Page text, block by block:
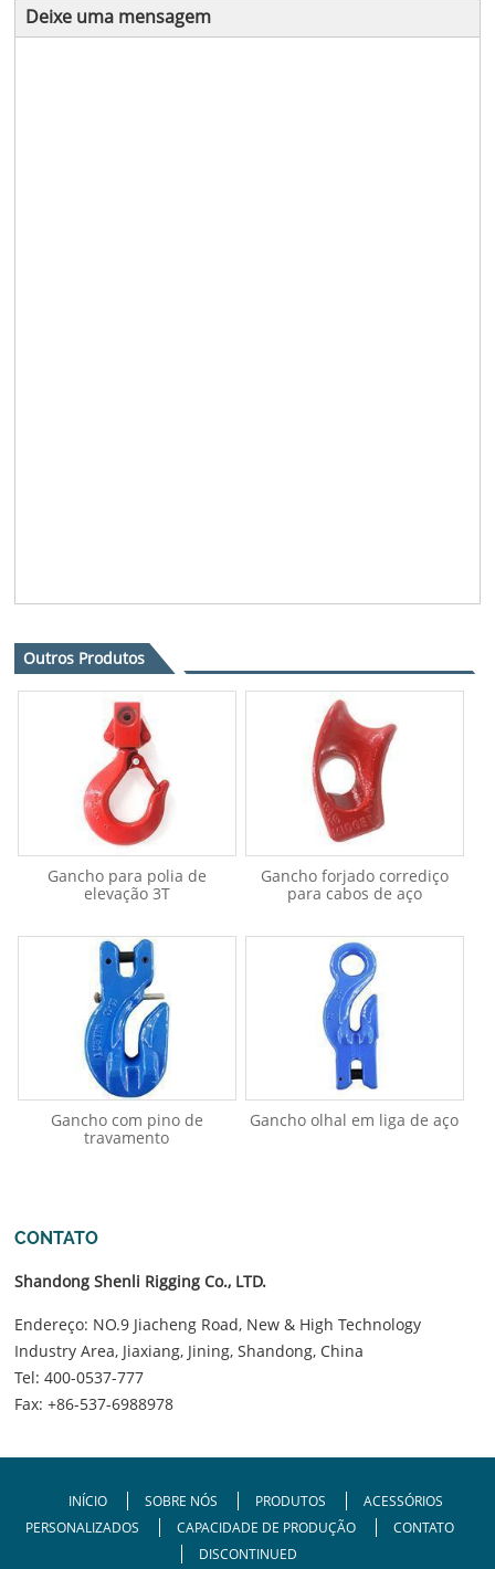
Deixe uma mensagem
Outros Produtos
Gancho para polia de
elevação 3T
Gancho forjado corrediço
para cabos de aço
Gancho com pino de
travamento
Gancho olhal em liga de aço
CONTATO
Shandong Shenli Rigging Co., LTD.
Endereço: NO.9 Jiacheng Road, New & High Technology
Industry Area, Jiaxiang, Jining, Shandong, China
Tel:400-0537-777
Fax: +86-537-6988978
INÍCIO SOBRE NÓS PRODUTOS
ACESSÓRIOS
PERSONALIZADOS
CAPACIDADE DE PRODUÇÃO
CONTATO
DISCONTINUED